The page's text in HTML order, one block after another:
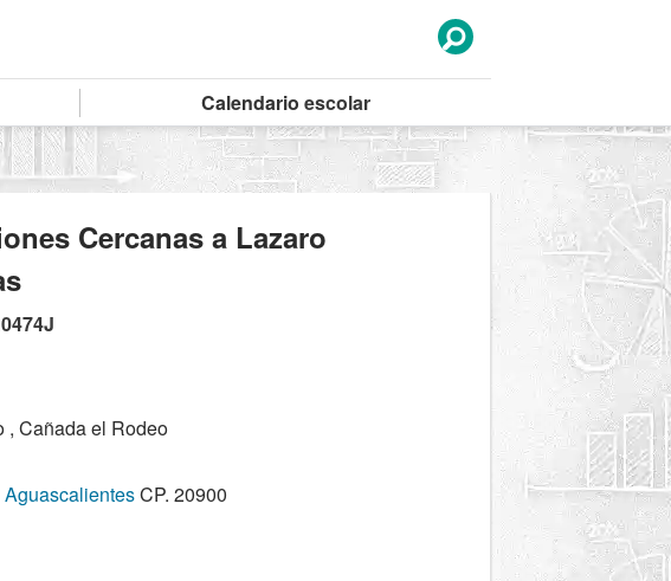
Calendario escolar
Cercanas a Lazaro
, Cañada el Rodeo
CP. 20900